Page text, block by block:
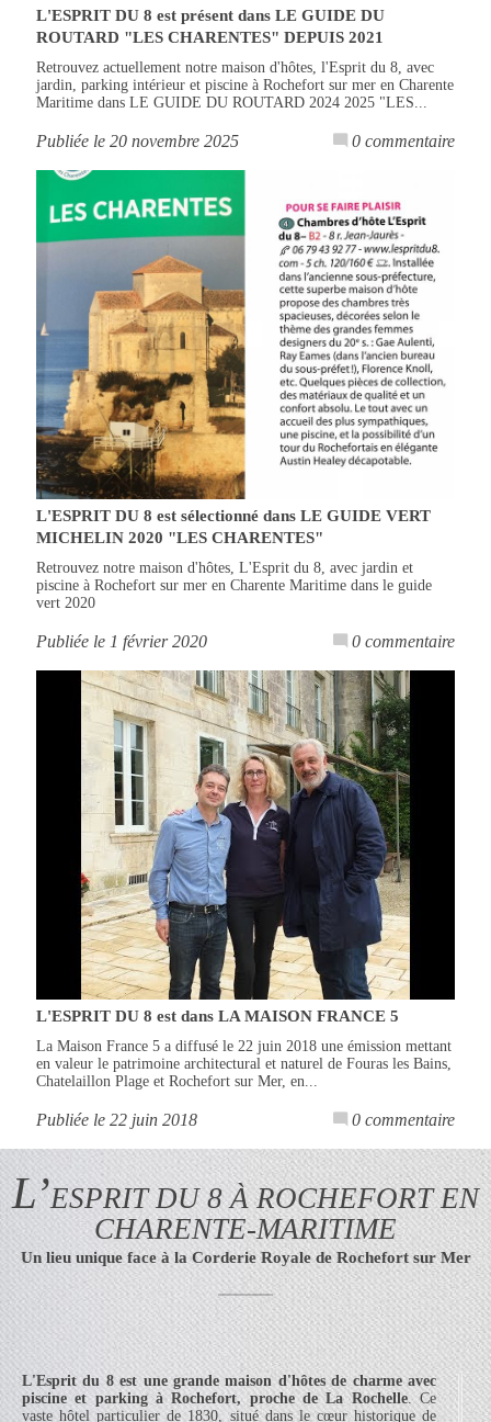
L'ESPRIT DU 8 est présent dans LE GUIDE DU
ROUTARD "LES CHARENTES" DEPUIS 2021
Retrouvez actuellement notre maison d'hôtes, l'Esprit du 8, avec
jardin, parking intérieur et piscine à Rochefort sur mer en Charente
Maritime dans LE GUIDE DU ROUTARD 2024 2025 "LES...
0 commentaire
Publiée le 20 novembre 2025
L'ESPRIT DU 8 est sélectionné dans LE GUIDE VERT
MICHELIN 2020 "LES CHARENTES"
Retrouvez notre maison d'hôtes, L'Esprit du 8, avec jardin et
piscine à Rochefort sur mer en Charente Maritime dans le guide
vert 2020
0 commentaire
Publiée le 1 février 2020
L'ESPRIT DU 8 est dans LA MAISON FRANCE 5
La Maison France 5 a diffusé le 22 juin 2018 une émission mettant
en valeur le patrimoine architectural et naturel de Fouras les Bains,
Chatelaillon Plage et Rochefort sur Mer, en...
0 commentaire
Publiée le 22 juin 2018
L’ESPRIT DU 8 À ROCHEFORT EN
CHARENTE-MARITIME
Un lieu unique face à la Corderie Royale de Rochefort sur Mer
L'Esprit du 8 est une grande maison d'hôtes de charme avec
piscine et parking à Rochefort, proche de La Rochelle. Ce
vaste hôtel particulier de 1830, situé dans le cœur historique de